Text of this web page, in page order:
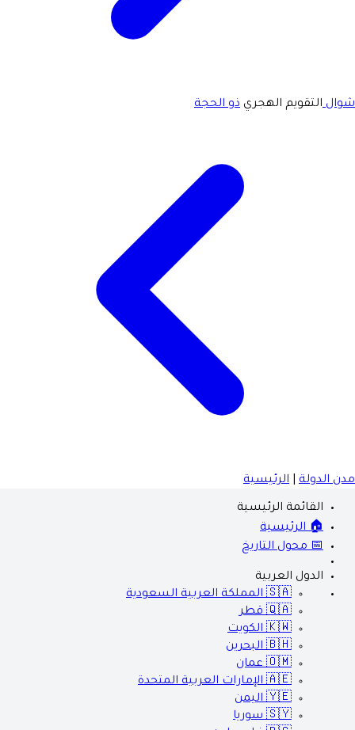
شوالالتقويم الهجري ذو الحجة
مدن الدولة الرئيسية
القائمة الرئيسية
🏠 الرئيسية
📅 محول التاريخ
الدول العربية
🇸🇦 المملكة العربية السعودية
🇶🇦 قطر
🇰🇼 الكويت
🇧🇭 البحرين
🇴🇲 عمان
🇦🇪 الإمارات العربية المتحدة
🇾🇪 اليمن
🇸🇾 سوريا